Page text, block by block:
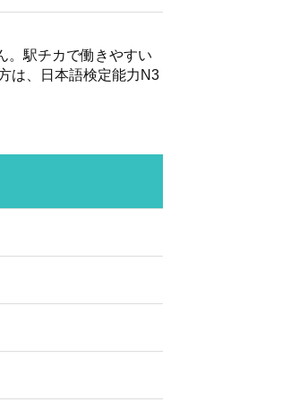
。駅チカで働きやすい
は、日本語検定能力N3